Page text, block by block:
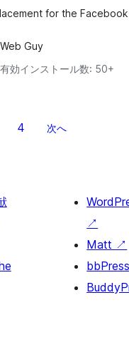
for the
Web Guy
有効インストール数: 50+
4 次へ
↗
Matt ↗
bbPress